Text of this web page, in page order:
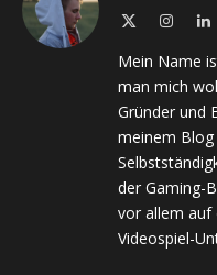
Mein Name
man mich
Gründer und
meinem
der Gaming-
vor allem auf
Videospiel-